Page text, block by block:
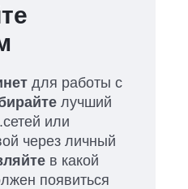
для работы с
лучший
или
через личный
в какой
появиться